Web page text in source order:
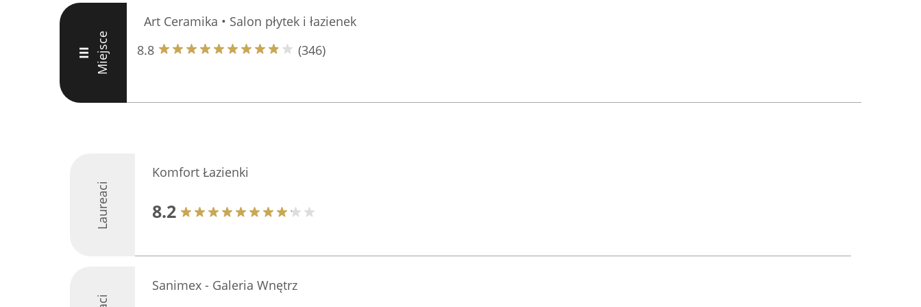
III Miejsce
Art Ceramika • Salon płytek i łazienek
8.8
(346)
Laureaci
Komfort Łazienki
8.2
Sanimex - Galeria Wnętrz